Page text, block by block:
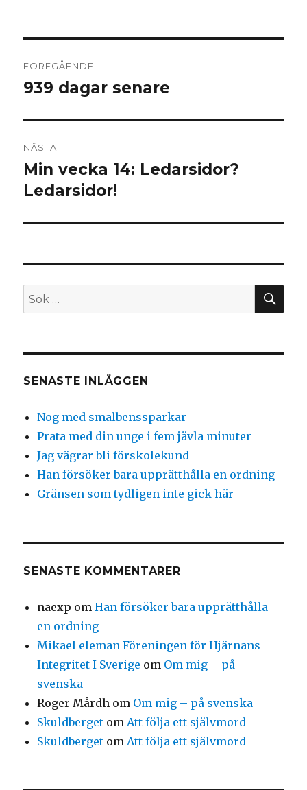
FÖREGÅENDE
Föregående
939 dagar senare
NÄSTA
Nästa
inlägg:
Min vecka 14: Ledarsidor?
Ledarsidor!
Sök
efter:
SENASTE INLÄGGEN
Nog med smalbenssparkar
Prata med din unge i fem jävla minuter
Jag vägrar bli förskolekund
Han försöker bara upprätthålla en ordning
Gränsen som tydligen inte gick här
SENASTE KOMMENTARER
naexp omHan försöker bara upprätthålla
en ordning
Mikael eleman Föreningen för Hjärnans
Integritet I Sverige om Om mig – på
svenska
Roger Mårdh om Om mig – på svenska
Skuldberget omAtt följa ett självmord
Skuldberget omAtt följa ett självmord